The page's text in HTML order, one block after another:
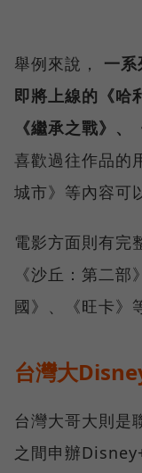
舉例來說， 一系
即將上線的《哈
《繼承之戰》、
喜歡過往作品的
城市》等內容可
電影方面則有完
《沙丘：第二
國》、《旺卡》
台灣大
台灣大哥大則是
之間申辦